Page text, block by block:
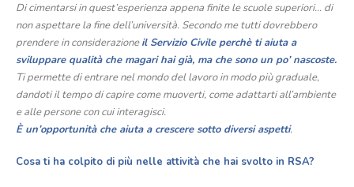
Di cimentarsi in quest’esperienza appena finite le scuole superiori… di
non aspettare la fine dell’università. Secondo me tutti dovrebbero
prendere in considerazioneil Servizio Civile perchè ti aiuta a
sviluppare qualità che magari hai già, ma che sono un po’ nascoste.
Ti permette di entrare nel mondo del lavoro in modo più graduale,
dandoti il tempo di capire come muoverti, come adattarti all’ambiente
e alle persone con cui interagisci.
È un’opportunità che aiuta a crescere sotto diversi aspetti.
Cosa ti ha colpito di più nelle attività che hai svolto in RSA?